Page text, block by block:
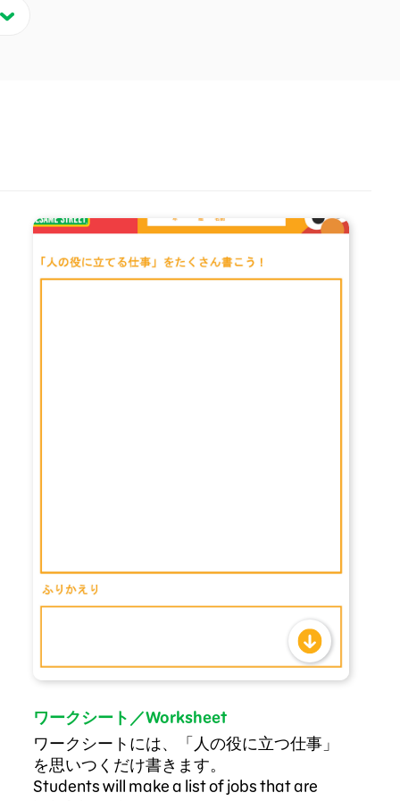
ワークシート／Worksheet
ワークシートには、「人の役に立つ仕事」
を思いつくだけ書きます。
Students will make a list of jobs that are